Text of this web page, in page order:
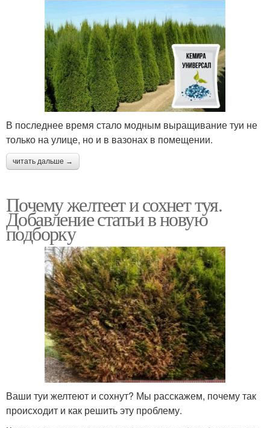
В последнее время стало модным выращивание туи не
только на улице, но и в вазонах в помещении.
читать дальше →
Почему желтеет и сохнет туя.
Добавление статьи в новую
подборку
Ваши туи желтеют и сохнут? Мы расскажем, почему так
происходит и как решить эту проблему.